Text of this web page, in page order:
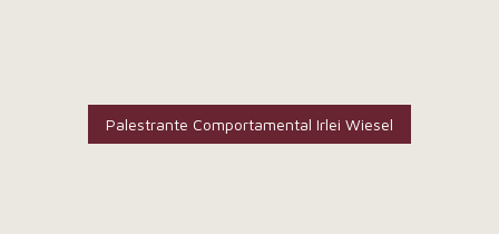
Palestrante Comportamental Irlei Wiesel